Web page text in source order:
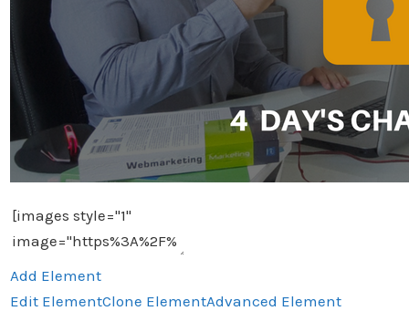
Add Element
Edit ElementClone ElementAdvanced Element